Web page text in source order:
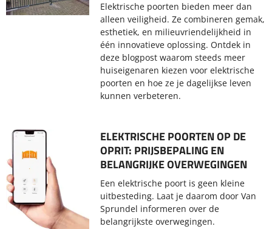
Elektrische poorten bieden meer dan
alleen veiligheid. Ze combineren gemak,
esthetiek, en milieuvriendelijkheid in
één innovatieve oplossing. Ontdek in
deze blogpost waarom steeds meer
huiseigenaren kiezen voor elektrische
poorten en hoe ze je dagelijkse leven
kunnen verbeteren.
ELEKTRISCHE POORTEN OP DE
OPRIT: PRIJSBEPALING EN
BELANGRIJKE OVERWEGINGEN
Een elektrische poort is geen kleine
uitbesteding. Laat je daarom door Van
Sprundel informeren over de
belangrijkste overwegingen.